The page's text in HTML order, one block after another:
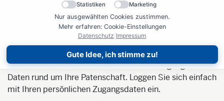
Statistiken Marketing
Nur ausgewählten Cookies zustimmen.
Mehr erfahren: Cookie-Einstellungen
Datenschutz Impressum
Gute Idee, ich stimme zu!
Herzlich willkommen!
Sie haben eine Kinderpatenschaft und/oder eine
Projektpatenschaft bei der Kindernothilfe? Dann bietet
Ihnen unser Online-Portal einen direkten Zugang zu allen
Daten rund um Ihre Patenschaft. Loggen Sie sich einfach
mit Ihren persönlichen Zugangsdaten ein.